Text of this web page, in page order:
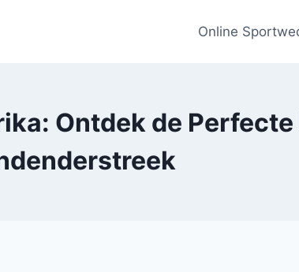
Online
Ontdek de